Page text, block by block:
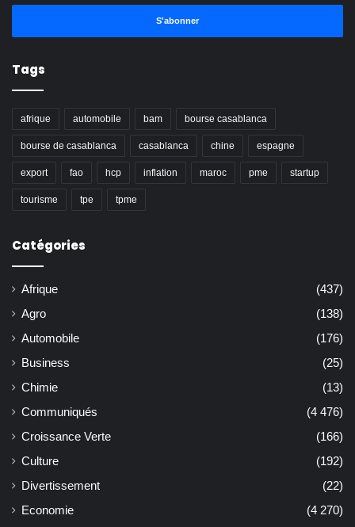
adresse
Tags
afrique automobile bam bourse casablanca
bourse de casablanca casablanca chine espagne
export fao hcp inflation maroc pme startup
tourisme tpe tpme
Catégories
Afrique
(437)
Agro
(138)
Automobile
(176)
Business
(25)
Chimie
(13)
Communiqués
(4 476)
Croissance Verte
(166)
Culture
(192)
Divertissement
(22)
Economie
(4 270)